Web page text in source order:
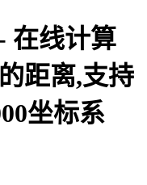
在线计算
距离,支持
坐标系